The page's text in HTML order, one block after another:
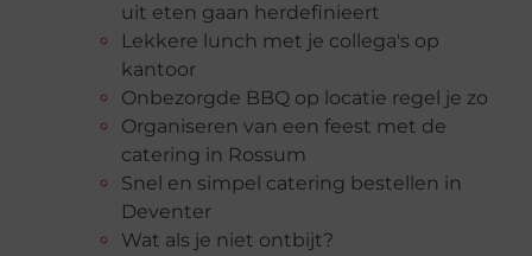
uit eten gaan herdefinieert
Lekkere lunch met je collega's op
kantoor
Onbezorgde BBQ op locatie regel je zo
Organiseren van een feest met de
catering in Rossum
Snel en simpel catering bestellen in
Deventer
Wat als je niet ontbijt?